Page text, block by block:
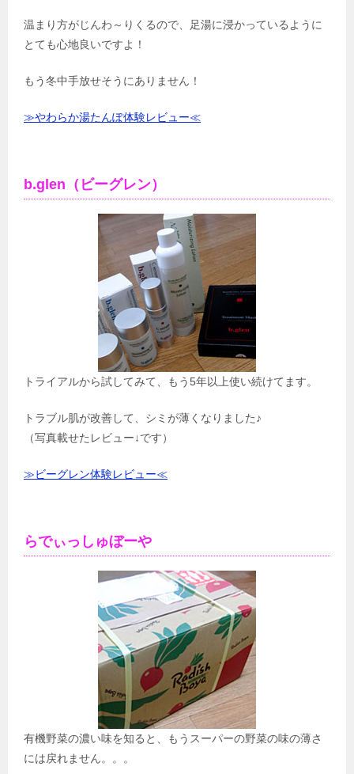
温まり方がじんわ～りくるので、足湯に浸かっているように
とても心地良いですよ！
もう冬中手放せそうにありません！
≫やわらか湯たんぽ体験レビュー≪
b.glen（ビーグレン）
トライアルから試してみて、もう5年以上使い続けてます。
トラブル肌が改善して、シミが薄くなりました♪
（写真載せたレビュー↓です）
≫ビーグレン体験レビュー≪
らでぃっしゅぼーや
有機野菜の濃い味を知ると、もうスーパーの野菜の味の薄さ
には戻れません。。。